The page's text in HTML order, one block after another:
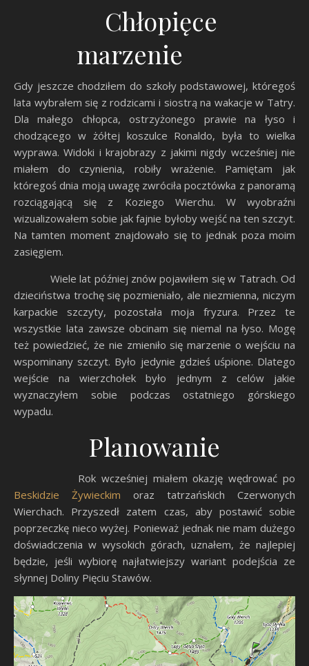
Chłopięce
marzenie
Gdy jeszcze chodziłem do szkoły podstawowej, któregoś
lata wybrałem się z rodzicami i siostrą na wakacje w Tatry.
Dla małego chłopca, ostrzyżonego prawie na łyso i
chodzącego w żółtej koszulce Ronaldo, była to wielka
wyprawa. Widoki i krajobrazy z jakimi nigdy wcześniej nie
miałem do czynienia, robiły wrażenie. Pamiętam jak
któregoś dnia moją uwagę zwróciła pocztówka z panoramą
rozciągającą się z Koziego Wierchu. W wyobraźni
wizualizowałem sobie jak fajnie byłoby wejść na ten szczyt.
Na tamten moment znajdowało się to jednak poza moim
zasięgiem.
Wiele lat później znów pojawiłem się w Tatrach. Od
dzieciństwa trochę się pozmieniało, ale niezmienna, niczym
karpackie szczyty, pozostała moja fryzura. Przez te
wszystkie lata zawsze obcinam się niemal na łyso. Mogę
też powiedzieć, że nie zmieniło się marzenie o wejściu na
wspominany szczyt. Było jedynie gdzieś uśpione. Dlatego
wejście na wierzchołek było jednym z celów jakie
wyznaczyłem sobie podczas ostatniego górskiego
wypadu.
Planowanie
Rok wcześniej miałem okazję wędrować po
Beskidzie Żywieckim oraz tatrzańskich Czerwonych
Wierchach. Przyszedł zatem czas, aby postawić sobie
poprzeczkę nieco wyżej. Ponieważ jednak nie mam dużego
doświadczenia w wysokich górach, uznałem, że najlepiej
będzie, jeśli wybiorę najłatwiejszy wariant podejścia ze
słynnej Doliny Pięciu Stawów.